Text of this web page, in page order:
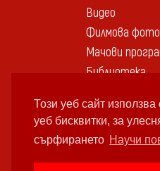
Този уеб сайт
уеб бисквитки, за
сърфирането Научи
Видео
Филмова
Мачови
Библиотека
Контакт